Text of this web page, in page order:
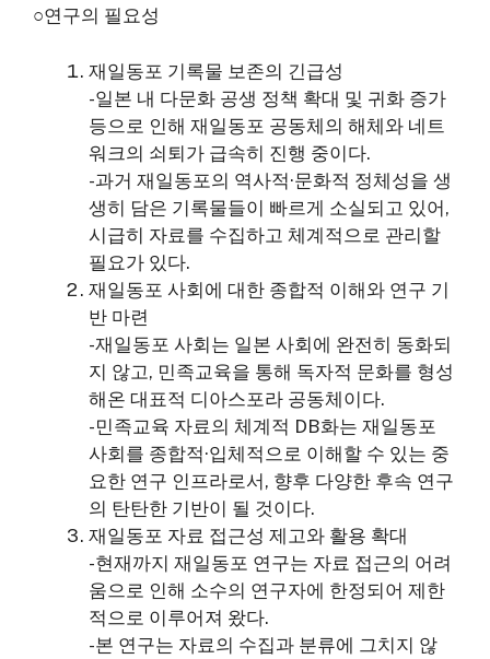
○연구의 필요성
재일동포 기록물 보존의 긴급성
-일본 내 다문화 공생 정책 확대 및 귀화 증가
등으로 인해 재일동포 공동체의 해체와 네트
워크의 쇠퇴가 급속히 진행 중이다.
-과거 재일동포의 역사적·문화적 정체성을 생
생히 담은 기록물들이 빠르게 소실되고 있어,
시급히 자료를 수집하고 체계적으로 관리할
필요가 있다.
재일동포 사회에 대한 종합적 이해와 연구 기
반 마련
-재일동포 사회는 일본 사회에 완전히 동화되
지 않고, 민족교육을 통해 독자적 문화를 형성
해온 대표적 디아스포라 공동체이다.
-민족교육 자료의 체계적 DB화는 재일동포
사회를 종합적·입체적으로 이해할 수 있는 중
요한 연구 인프라로서, 향후 다양한 후속 연구
의 탄탄한 기반이 될 것이다.
재일동포 자료 접근성 제고와 활용 확대
-현재까지 재일동포 연구는 자료 접근의 어려
움으로 인해 소수의 연구자에 한정되어 제한
적으로 이루어져 왔다.
-본 연구는 자료의 수집과 분류에 그치지 않